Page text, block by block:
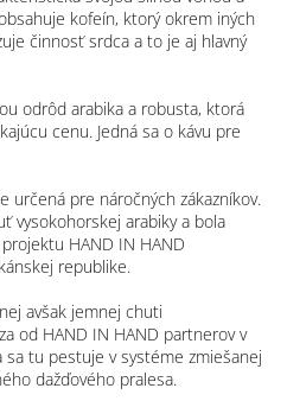
y
v
ý
s
u
kofeín, ktorý okrem iných
činnosť srdca a to je aj hlavný
odrôd arabika a robusta, ktorá
cenu. Jedná sa o kávu pre
určená pre náročných zákazníkov.
vysokohorskej arabiky a bola
HAND IN HAND
republike.
avšak jemnej chuti
od HAND IN HAND partnerov v
sa tu pestuje v systéme zmiešanej
dažďového pralesa.